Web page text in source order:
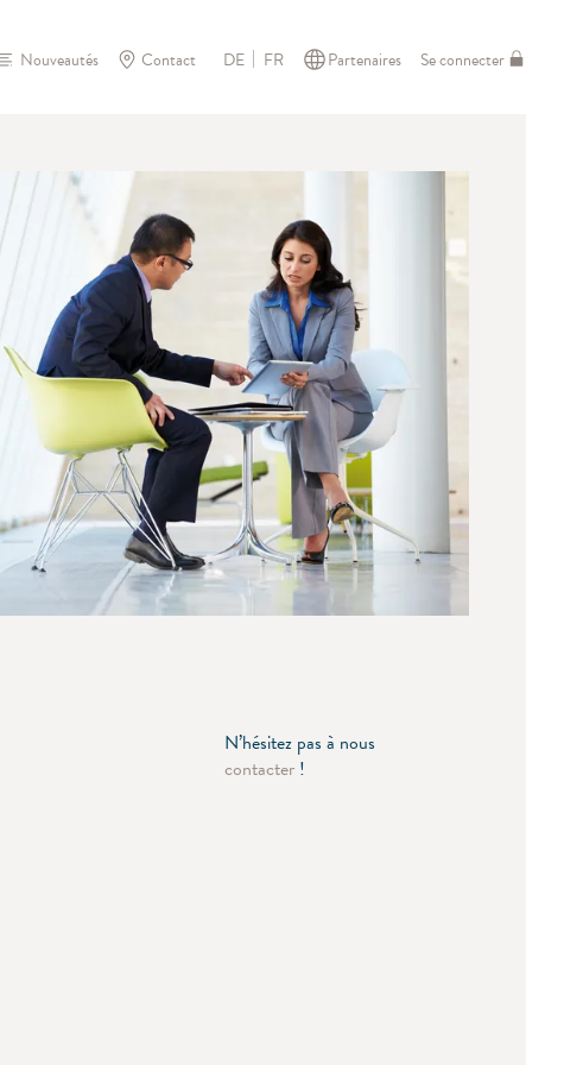
Nouveautés Contact DE FR Partenaires Se connecter
N’hésitez pas à nous
contacter !